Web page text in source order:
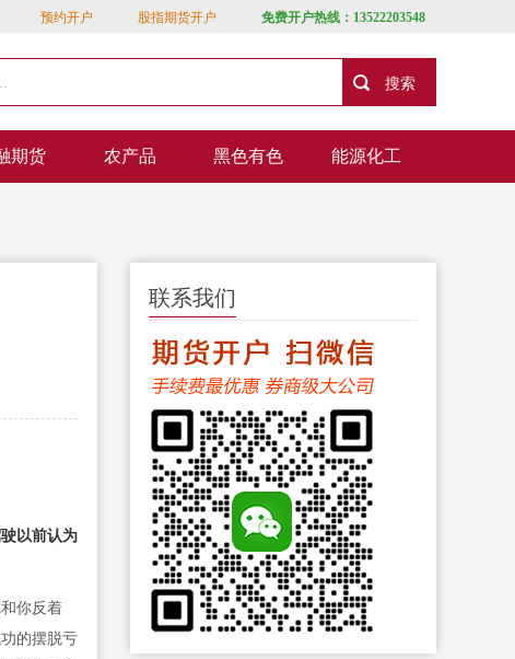
预约开户 股指期货开户 免费开户热线：13522203548
期货 农产品 黑色有色 能源化工
以前认为
你反着
的摆脱亏
联系我们